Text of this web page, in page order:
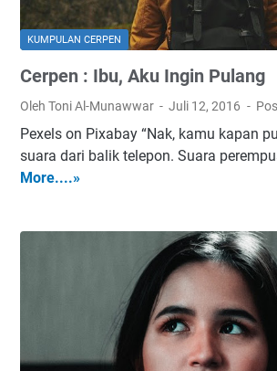
KUMPULAN CERPEN
Cerpen : Ibu, Aku Ingin Pulang
Oleh Toni Al-Munawwar Juli 12, 2016
Pexels on Pixabay “Nak, kamu kapan
suara dari balik telepon. Suara
More....»
C